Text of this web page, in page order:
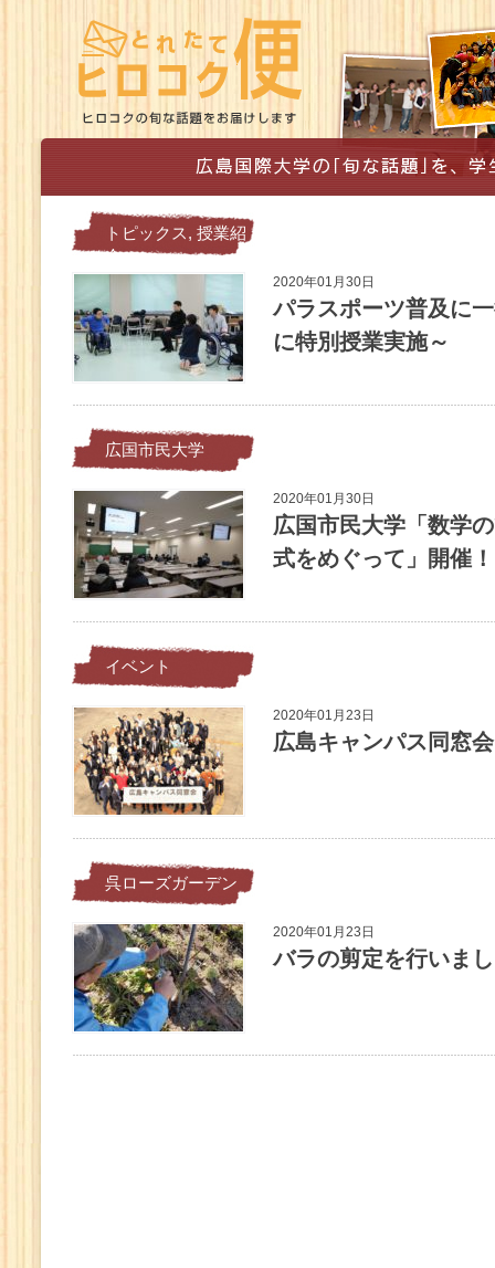
トピックス, 授業紹
介
2020年01月30日
パラスポーツ普及に
に特別授業実施～
広国市民大学
2020年01月30日
広国市民大学「数学
式をめぐって」開催！
イベント
2020年01月23日
広島キャンパス同窓
呉ローズガーデン
2020年01月23日
バラの剪定を行いま